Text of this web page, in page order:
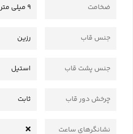
ضخامت 9 میلی متر
جنس قاب رزین
جنس پشت قاب استیل
چرخش دور قاب ثابت
نشانگرهای ساعت